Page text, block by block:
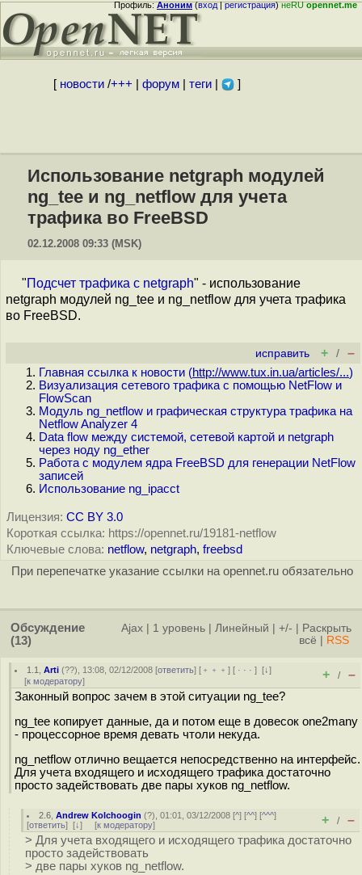
Профиль:Аноним(вход|регистрация)неRUopennet.me
[ новости/+++ форум| теги| ]
Использование netgraph модулей
ng_tee и ng_netflow для учета
трафика во FreeBSD
02.12.2008 09:33 (MSK)
"Подсчет трафика с netgraph" - использование
netgraph модулей ng_tee и ng_netflow для учета трафика
во FreeBSD.
исправить + / –
Главная ссылка к новости (http://www.tux.in.ua/articles/...)
Визуализация сетевого трафика с помощью NetFlow и
FlowScan
Модуль ng_netflow и графическая структура трафика на
Netflow Analyzer 4
Data flow между системой, сетевой картой и netgraph
через ноду ng_ether
Работа с модулем ядра FreeBSD для генерации NetFlow
записей
Использование ng_ipacct
Лицензия: CC BY 3.0
Короткая ссылка: https://opennet.ru/19181-netflow
Ключевые слова: netflow, netgraph, freebsd
При перепечатке указание ссылки на opennet.ru обязательно
Обсуждение
(13)
Ajax 1 уровень Линейный +/-
Раскрыть
всё
RSS
1.1 ,Arti (??), 13:08, 02/12/2008 [ответить] [ ﹢﹢﹢] [ · · ·][↓]
[к модератору] + / –
Законный вопрос зачем в этой ситуации ng_tee?
ng_tee копирует данные, да и потом еще в довесок one2many
- процессорное время девать чтоли некуда.
ng_netflow отлично вещается непосредственно на интерфейс.
Для учета входящего и исходящего трафика достаточно
просто задействовать две пары хуков ng_netflow.
2.6 ,Andrew Kolchoogin (?), 01:01, 03/12/2008 [^] [^^] [^^^]
[ответить] [↓] [к модератору] + / –
> Для учета входящего и исходящего трафика достаточно
просто задействовать
> две пары хуков ng_netflow.